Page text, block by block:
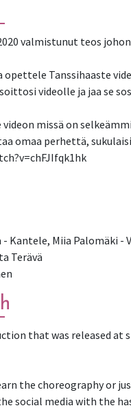
valmistunut teos
opettele Tanssihaaste
videolle ja jaa se
missä on
omaa perhettä,
Kantele, Miia Palomäki -
Terävä
that was released
the choreography or
social media with the